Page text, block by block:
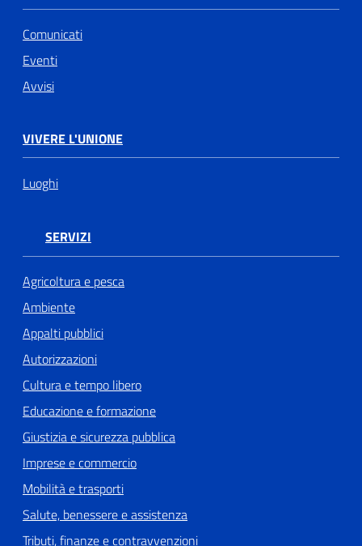
Comunicati
Eventi
Avvisi
VIVERE L'UNIONE
Luoghi
SERVIZI
Agricoltura e pesca
Ambiente
Appalti pubblici
Autorizzazioni
Cultura e tempo libero
Educazione e formazione
Giustizia e sicurezza pubblica
Imprese e commercio
Mobilità e trasporti
Salute, benessere e assistenza
Tributi, finanze e contravvenzioni